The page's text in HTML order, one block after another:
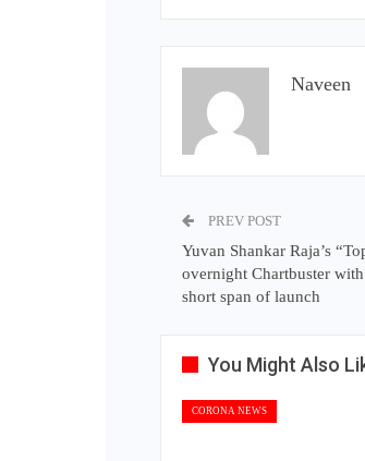
Naveen
PREV POST
Yuvan Shankar Raja’s
overnight Chartbuster
short span of launch
You Might Also
CORONA NEWS